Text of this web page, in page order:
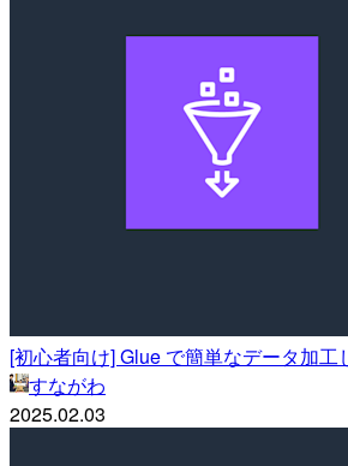
[初心者向け] Glue で簡単なデータ加工
すながわ
2025.02.03